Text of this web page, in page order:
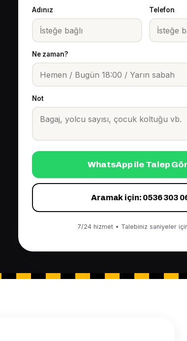
Adınız Telefon
Ne zaman?
Not
WhatsApp ile Talep
Aramak için: 0536 303
7/24 hizmet • Talebiniz saniyeler